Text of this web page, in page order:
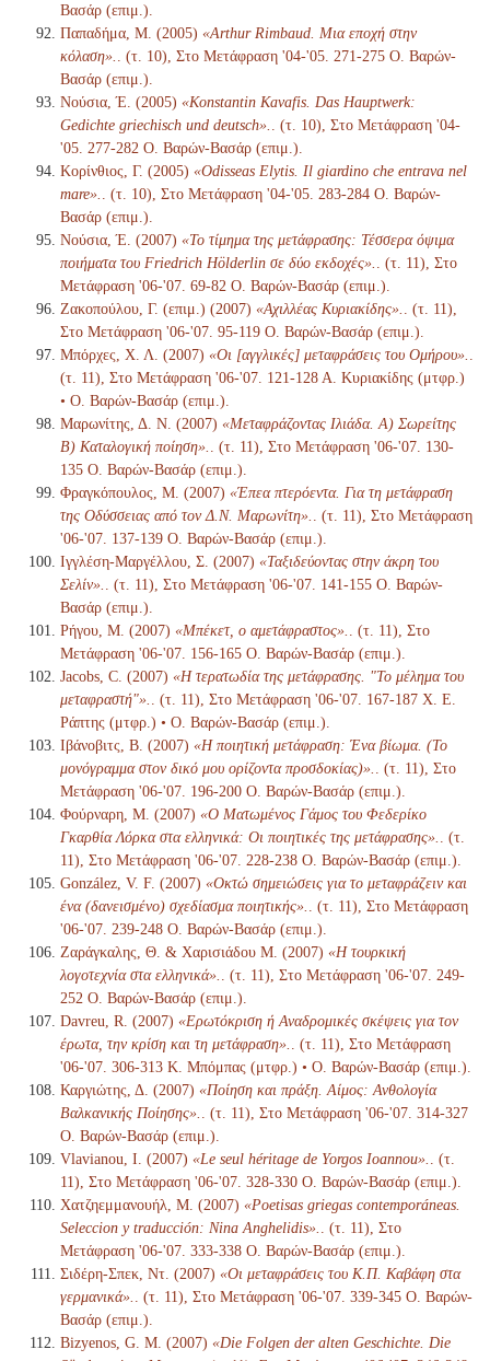
Βασάρ (επιμ.).
Παπαδήμα, Μ. (2005) «Arthur Rimbaud. Μια εποχή στην
κόλαση».
. (τ. 10), Στο Μετάφραση '04-'05. 271-275 Ο. Βαρών-
Βασάρ (επιμ.).
Νούσια, Έ. (2005) «Konstantin Kavafis. Das Hauptwerk:
Gedichte griechisch und deutsch».
. (τ. 10), Στο Μετάφραση '04-
'05. 277-282 Ο. Βαρών-Βασάρ (επιμ.).
Κορίνθιος, Γ. (2005) «Odisseas Elytis. Il giardino che entrava nel
mare».
. (τ. 10), Στο Μετάφραση '04-'05. 283-284 Ο. Βαρών-
Βασάρ (επιμ.).
Νούσια, Έ. (2007) «Το τίμημα της μετάφρασης: Τέσσερα όψιμα
ποιήματα του Friedrich Hölderlin σε δύο εκδοχές».
. (τ. 11), Στο
Μετάφραση '06-'07. 69-82 Ο. Βαρών-Βασάρ (επιμ.).
Ζακοπούλου, Γ. (επιμ.) (2007) «Αχιλλέας Κυριακίδης».
. (τ. 11),
Στο Μετάφραση '06-'07. 95-119 Ο. Βαρών-Βασάρ (επιμ.).
Μπόρχες, Χ. Λ. (2007) «Οι [αγγλικές] μεταφράσεις του Ομήρου».
(τ. 11), Στο Μετάφραση '06-'07. 121-128 Α. Κυριακίδης (μτφρ.)
• Ο. Βαρών-Βασάρ (επιμ.).
Μαρωνίτης, Δ. Ν. (2007) «Μεταφράζοντας Ιλιάδα. Α) Σωρείτης
Β) Καταλογική ποίηση».
. (τ. 11), Στο Μετάφραση '06-'07. 130-
135 Ο. Βαρών-Βασάρ (επιμ.).
Φραγκόπουλος, Μ. (2007) «Έπεα πτερόεντα. Για τη μετάφραση
της Οδύσσειας από τον Δ.Ν. Μαρωνίτη».
. (τ. 11), Στο Μετάφραση
'06-'07. 137-139 Ο. Βαρών-Βασάρ (επιμ.).
Ιγγλέση-Μαργέλλου, Σ. (2007) «Ταξιδεύοντας στην άκρη του
Σελίν».
. (τ. 11), Στο Μετάφραση '06-'07. 141-155 Ο. Βαρών-
Βασάρ (επιμ.).
Ρήγου, Μ. (2007) «Μπέκετ, ο αμετάφραστος».
. (τ. 11), Στο
Μετάφραση '06-'07. 156-165 Ο. Βαρών-Βασάρ (επιμ.).
Jacobs, C. (2007) «Η τερατωδία της μετάφρασης. "Το μέλημα του
μεταφραστή"».
. (τ. 11), Στο Μετάφραση '06-'07. 167-187 Χ. Ε.
Ράπτης (μτφρ.) • Ο. Βαρών-Βασάρ (επιμ.).
Ιβάνοβιτς, Β. (2007) «Η ποιητική μετάφραση: Ένα βίωμα. (Το
μονόγραμμα στον δικό μου ορίζοντα προσδοκίας)».
. (τ. 11), Στο
Μετάφραση '06-'07. 196-200 Ο. Βαρών-Βασάρ (επιμ.).
Φούρναρη, Μ. (2007) «Ο Ματωμένος Γάμος του Φεδερίκο
Γκαρθία Λόρκα στα ελληνικά: Οι ποιητικές της μετάφρασης».
. (τ.
11), Στο Μετάφραση '06-'07. 228-238 Ο. Βαρών-Βασάρ (επιμ.).
González, V. F. (2007) «Οκτώ σημειώσεις για το μεταφράζειν και
ένα (δανεισμένο) σχεδίασμα ποιητικής».
. (τ. 11), Στο Μετάφραση
'06-'07. 239-248 Ο. Βαρών-Βασάρ (επιμ.).
Ζαράγκαλης, Θ. & Χαρισιάδου Μ. (2007) «Η τουρκική
λογοτεχνία στα ελληνικά».
. (τ. 11), Στο Μετάφραση '06-'07. 249-
252 Ο. Βαρών-Βασάρ (επιμ.).
Davreu, R. (2007) «Ερωτόκριση ή Αναδρομικές σκέψεις για τον
έρωτα, την κρίση και τη μετάφραση».
. (τ. 11), Στο Μετάφραση
'06-'07. 306-313 Κ. Μπόμπας (μτφρ.) • Ο. Βαρών-Βασάρ (επιμ.).
Καργιώτης, Δ. (2007) «Ποίηση και πράξη. Αίμος: Ανθολογία
Βαλκανικής Ποίησης».
. (τ. 11), Στο Μετάφραση '06-'07. 314-327
Ο. Βαρών-Βασάρ (επιμ.).
Vlavianou, I. (2007) «Le seul héritage de Yorgos Ioannou».
. (τ.
11), Στο Μετάφραση '06-'07. 328-330 Ο. Βαρών-Βασάρ (επιμ.).
Χατζηεμμανουήλ, Μ. (2007) «Poetisas griegas contemporáneas.
Seleccion y traducción: Nina Anghelidis».
. (τ. 11), Στο
Μετάφραση '06-'07. 333-338 Ο. Βαρών-Βασάρ (επιμ.).
Σιδέρη-Σπεκ, Ντ. (2007) «Οι μεταφράσεις του Κ.Π. Καβάφη στα
γερμανικά».
. (τ. 11), Στο Μετάφραση '06-'07. 339-345 Ο. Βαρών-
Βασάρ (επιμ.).
Bizyenos, G. M. (2007) «Die Folgen der alten Geschichte. Die